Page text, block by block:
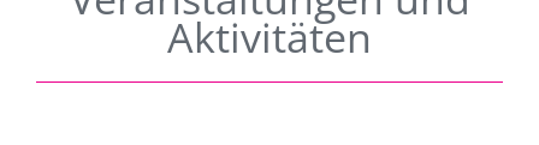
Aktivitäten